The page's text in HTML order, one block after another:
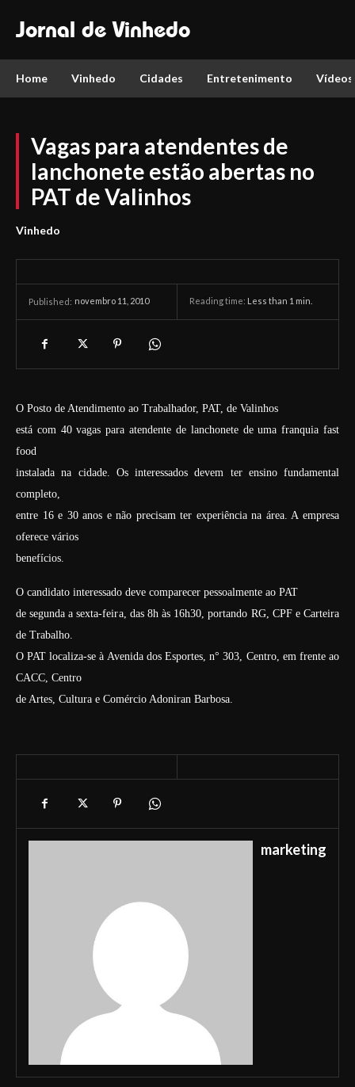
Jornal de Vinhedo
Home Vinhedo Cidades Entretenimento Vídeos
Vagas para atendentes de
lanchonete estão abertas no
PAT de Valinhos
Vinhedo
Published: novembro 11, 2010 Reading time: Less than 1 min.
O Posto de Atendimento ao Trabalhador, PAT, de Valinhos
está com 40 vagas para atendente de lanchonete de uma franquia fast
food
instalada na cidade. Os interessados devem ter ensino fundamental
completo,
entre 16 e 30 anos e não precisam ter experiência na área. A empresa
oferece vários
benefícios.
O candidato interessado deve comparecer pessoalmente ao PAT
de segunda a sexta-feira, das 8h às 16h30, portando RG, CPF e Carteira
de Trabalho.
O PAT localiza-se à Avenida dos Esportes, n° 303, Centro, em frente ao
CACC, Centro
de Artes, Cultura e Comércio Adoniran Barbosa.
marketing